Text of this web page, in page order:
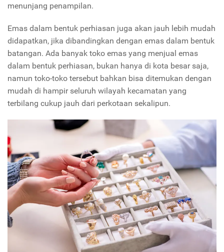
menunjang penampilan.
Emas dalam bentuk perhiasan juga akan jauh lebih mudah
didapatkan, jika dibandingkan dengan emas dalam bentuk
batangan. Ada banyak toko emas yang menjual emas
dalam bentuk perhiasan, bukan hanya di kota besar saja,
namun toko-toko tersebut bahkan bisa ditemukan dengan
mudah di hampir seluruh wilayah kecamatan yang
terbilang cukup jauh dari perkotaan sekalipun.